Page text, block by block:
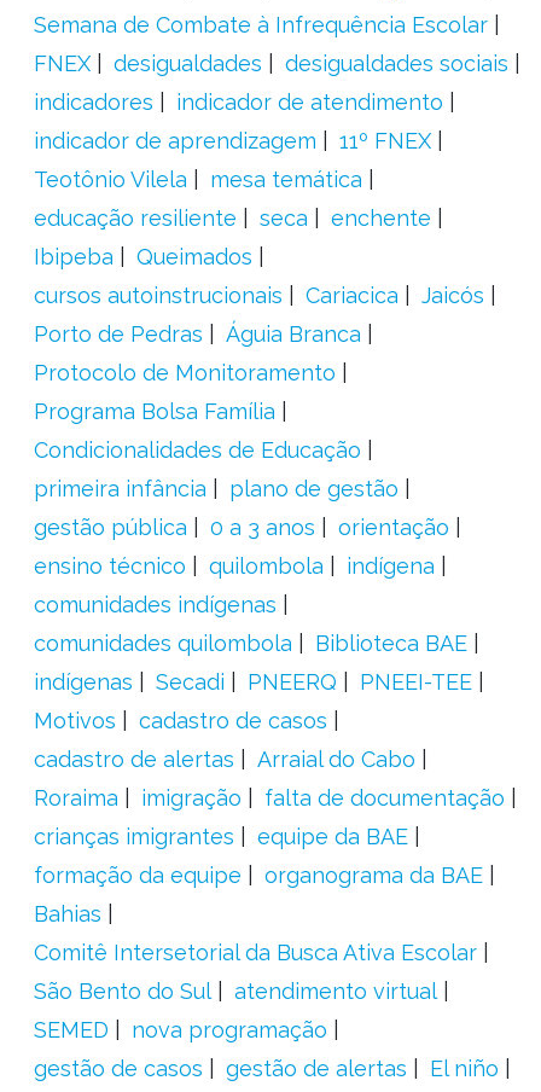
Semana de Combate à Infrequência Escolar
FNEX
desigualdades
desigualdades sociais
indicadores
indicador de atendimento
indicador de aprendizagem
11º FNEX
Teotônio Vilela
mesa temática
educação resiliente
seca
enchente
Ibipeba
Queimados
cursos autoinstrucionais
Cariacica
Jaicós
Porto de Pedras
Águia Branca
Protocolo de Monitoramento
Programa Bolsa Família
Condicionalidades de Educação
primeira infância
plano de gestão
gestão pública
0 a 3 anos
orientação
ensino técnico
quilombola
indígena
comunidades indígenas
comunidades quilombola
Biblioteca BAE
indígenas
Secadi PNEERQ
PNEEI-TEE
Motivos
cadastro de casos
cadastro de alertas
Arraial do Cabo
Roraima
imigração
falta de documentação
crianças imigrantes
equipe da BAE
formação da equipe
organograma da BAE
Bahias
Comitê Intersetorial da Busca Ativa Escolar
São Bento do Sul
atendimento virtual
SEMED
nova programação
gestão de casos
gestão de alertas
El niño